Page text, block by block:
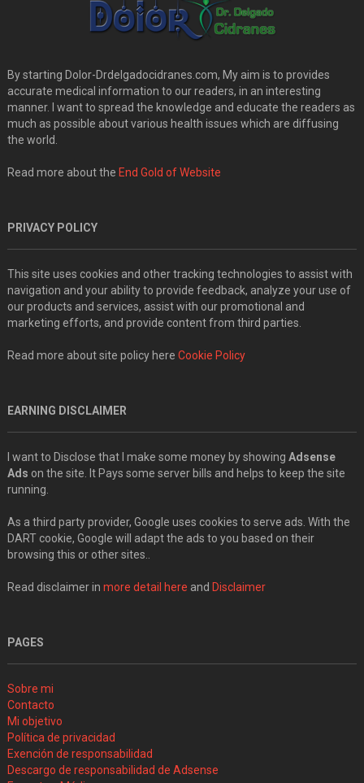
By starting Dolor-Drdelgadocidranes.com, My aim is to provides
accurate medical information to our readers, in an interesting
manner. I want to spread the knowledge and educate the readers as
much as possible about various health issues which are diffusing
the world.
Read more about the End Gold of Website
PRIVACY POLICY
This site uses cookies and other tracking technologies to assist with
navigation and your ability to provide feedback, analyze your use of
our products and services, assist with our promotional and
marketing efforts, and provide content from third parties.
Read more about site policy here Cookie Policy
EARNING DISCLAIMER
I want to Disclose that I make some money by showing Adsense
Ads on the site. It Pays some server bills and helps to keep the site
running.
As a third party provider, Google uses cookies to serve ads. With the
DART cookie, Google will adapt the ads to you based on their
browsing this or other sites..
Read disclaimer in more detail here and Disclaimer
PAGES
Sobre mi
Contacto
Mi objetivo
Política de privacidad
Exención de responsabilidad
Descargo de responsabilidad de Adsense